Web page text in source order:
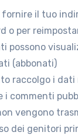
il tuo
o per
(abbonati)
raccolgo i dati
commenti
vengono
dei genitori